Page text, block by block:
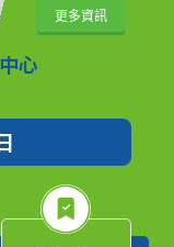
更多資訊
心